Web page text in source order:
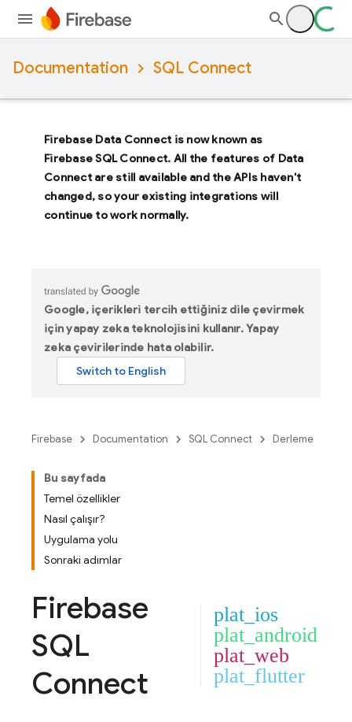
Documentation SQL Connect
Firebase Data Connectis now known as
Firebase SQL Connect. All the features of Data
Connectare still available and the APIs haven't
changed, so your existing integrations will
continue to work normally.
Google, içerikleri tercih ettiğiniz dile çevirmek
için yapay zeka teknolojisini kullanır. Yapay
zeka çevirilerinde hata olabilir.
Firebase Documentation SQL Connect Derleme
Bu sayfada
Temel özellikler
Nasıl çalışır?
Uygulama yolu
Sonraki adımlar
Firebase
SQL
Connect
plat_ios
plat_android
plat_web
plat_flutter